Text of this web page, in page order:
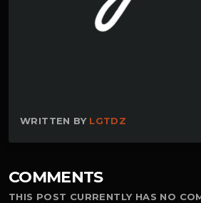
WRITTEN BY LGTDZ
COMMENTS
THIS POST CURRENTLY HAS NO